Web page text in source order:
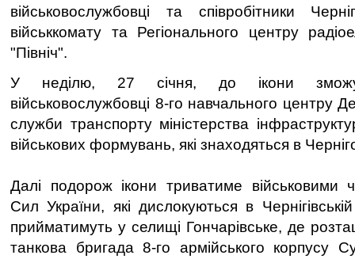
військовослужбовці та співробітники
військкомату та Регіонального центру
"Північ".
У неділю, 27 січня, до ікони
військовослужбовці 8-го навчального центру
служби транспорту міністерства
військових формувань, які знаходяться в
Далі подорож ікони триватиме військовими
Сил України, які дислокуються в
прийматимуть у селищі Гончарівське, де
танкова бригада 8-го армійського корпусу